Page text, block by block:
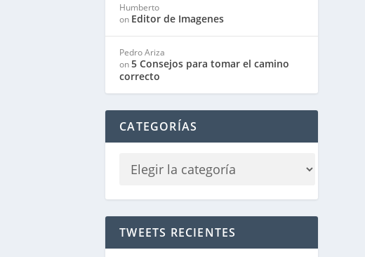
Humberto
on Editor de Imagenes
Pedro Ariza
on5 Consejos para tomar el camino
correcto
CATEGORÍAS
TWEETS RECIENTES